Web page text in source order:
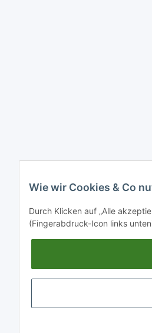
Wie wir Cookies & Co
Durch Klicken auf „Alle
(Fingerabdruck-Icon links